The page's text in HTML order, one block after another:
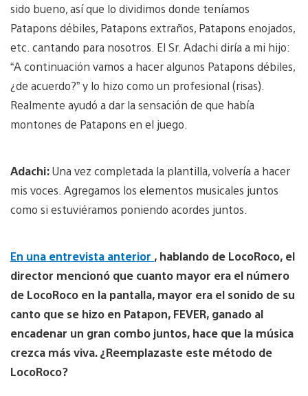
sido bueno, así que lo dividimos donde teníamos
Patapons débiles, Patapons extraños, Patapons enojados,
etc. cantando para nosotros. El Sr. Adachi diría a mi hijo:
“A continuación vamos a hacer algunos Patapons débiles,
¿de acuerdo?” y lo hizo como un profesional (risas).
Realmente ayudó a dar la sensación de que había
montones de Patapons en el juego.
Adachi:Una vez completada la plantilla, volvería a hacer
mis voces. Agregamos los elementos musicales juntos
como si estuviéramos poniendo acordes juntos.
En una entrevista anterior , hablando de LocoRoco, el
director mencionó que cuanto mayor era el número
de LocoRoco en la pantalla, mayor era el sonido de su
canto que se hizo en Patapon, FEVER, ganado al
encadenar un gran combo juntos, hace que la música
crezca más viva. ¿Reemplazaste este método de
LocoRoco?